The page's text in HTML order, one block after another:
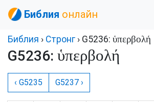
Библия онлайн
Библия › Стронг › G5236: ὑπερβολή
G5236: ὑπερβολή
‹ G5235 G5237 ›